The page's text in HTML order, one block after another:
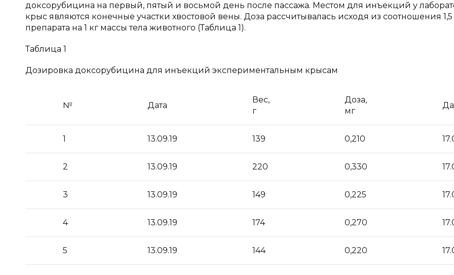
доксорубицина на первый, пятый и восьмой день после пассажа. Местом для инъекций у
крыс являются конечные участки хвостовой вены. Доза рассчитывалась исходя из соотношения
препарата на 1 кг массы тела животного (Таблица 1).
Таблица 1
Дозировка доксорубицина для инъекций экспериментальным крысам
№ Дата
Вес,
г
Доза,
мг
1 13.09.19 139 0,210
2 13.09.19 220 0,330
3 13.09.19 149 0,225
4 13.09.19 174 0,270
5 13.09.19 144 0,220